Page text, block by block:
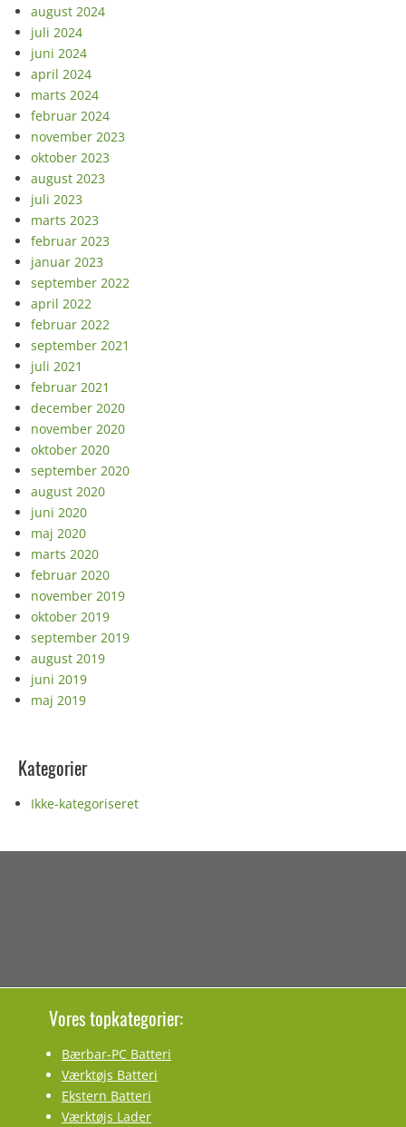
august 2024
juli 2024
juni 2024
april 2024
marts 2024
februar 2024
november 2023
oktober 2023
august 2023
juli 2023
marts 2023
februar 2023
januar 2023
september 2022
april 2022
februar 2022
september 2021
juli 2021
februar 2021
december 2020
november 2020
oktober 2020
september 2020
august 2020
juni 2020
maj 2020
marts 2020
februar 2020
november 2019
oktober 2019
september 2019
august 2019
juni 2019
maj 2019
Kategorier
Ikke-kategoriseret
Vores topkategorier:
Bærbar-PC Batteri
Værktøjs Batteri
Ekstern Batteri
Værktøjs Lader